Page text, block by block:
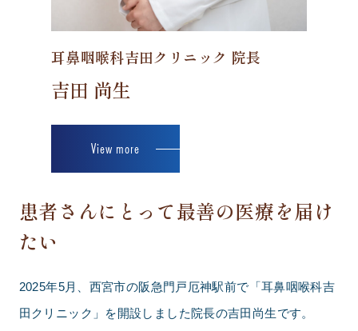
耳鼻咽喉科吉田クリニック 院長
吉田 尚生
View more
患者さんにとって最善の医療を届け
たい
2025年5月、西宮市の阪急門戸厄神駅前で「耳鼻咽喉科吉
田クリニック」を開設しました院長の吉田尚生です。